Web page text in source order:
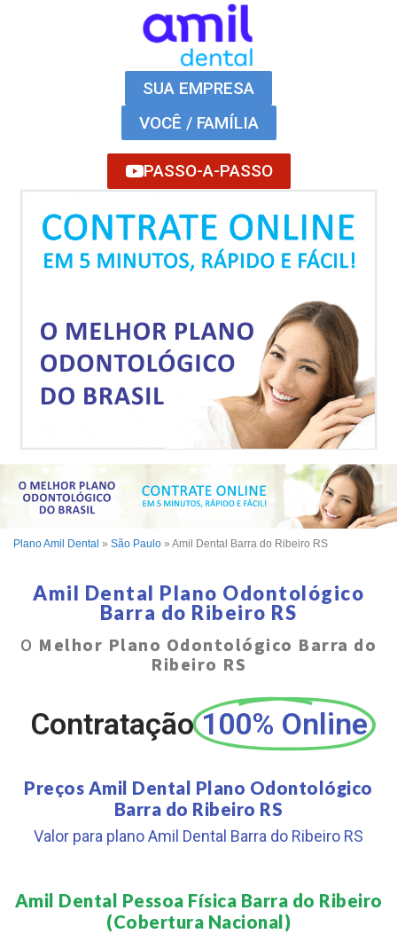
SUA EMPRESA
VOCÊ / FAMÍLIA
PASSO-A-PASSO
Plano Amil Dental » São Paulo » Amil Dental Barra do Ribeiro RS
Amil Dental Plano Odontológico
Barra do Ribeiro RS
O Melhor Plano Odontológico Barra do
Ribeiro RS
Contratação 100% Online
Preços Amil Dental Plano Odontológico
Barra do Ribeiro RS
Valor para plano Amil Dental Barra do Ribeiro RS
Amil Dental Pessoa Física Barra do Ribeiro
(Cobertura Nacional)​